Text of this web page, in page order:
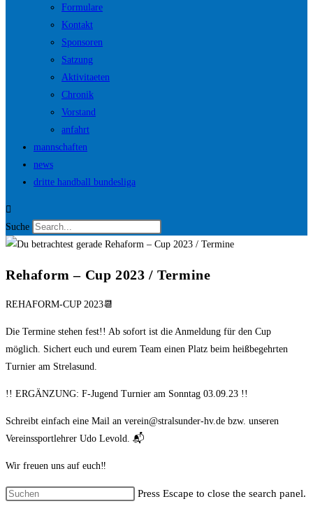
Formulare
Kontakt
Sponsoren
Satzung
Aktivitaeten
Chronik
Vorstand
anfahrt
mannschaften
news
dritte handball bundesliga
Suche
Rehaform – Cup 2023 / Termine
REHAFORM-CUP 2023📆
Die Termine stehen fest!! Ab sofort ist die Anmeldung für den Cup
möglich. Sichert euch und eurem Team einen Platz beim heißbegehrten
Turnier am Strelasund.
!! ERGÄNZUNG: F-Jugend Turnier am Sonntag 03.09.23 !!
Schreibt einfach eine Mail an verein@stralsunder-hv.de bzw. unseren
Vereinssportlehrer Udo Levold. 📬
Wir freuen uns auf euch‼️
Press Escape to close the search panel.